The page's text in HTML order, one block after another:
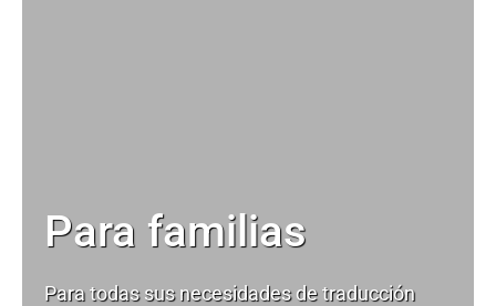
Para familias
Para todas sus necesidades detraducción